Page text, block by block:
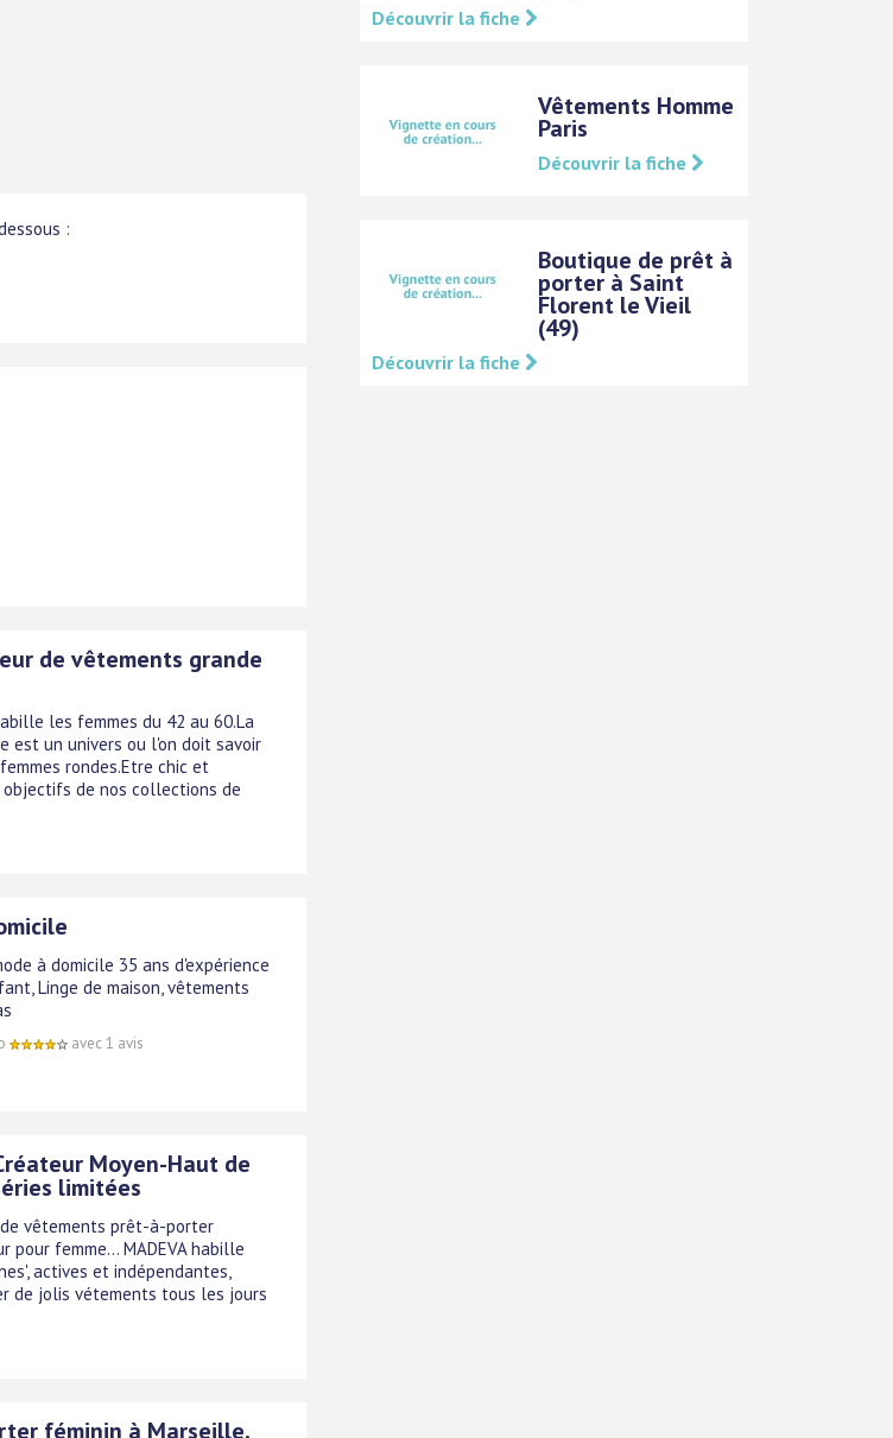
:
de vêtements grande
les femmes du 42 au 60.La
est un univers ou l'on doit savoir
rondes.Etre chic et
de nos collections de
à domicile 35 ans d'expérience
Linge de maison, vêtements
avec 1 avis
Moyen-Haut de
limitées
vêtements prêt-à-porter
femme... MADEVA habille
actives et indépendantes,
de jolis vétements tous les jours
féminin à Marseille,
Découvrir la fiche
Vêtements Homme
Paris
Découvrir la fiche
Boutique de prêt à
porter à Saint
Florent le Vieil
(49)
Découvrir la fiche